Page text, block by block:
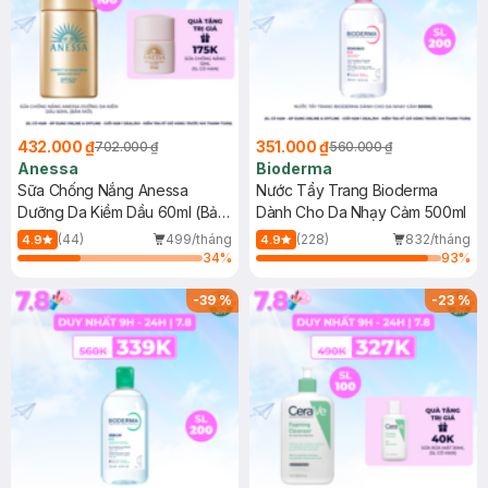
432.000 ₫702.000 ₫
Anessa
Sữa Chống Nắng Anessa
Dưỡng Da Kiềm Dầu 60ml (Bản
Mới)
4.9 (44)
499/tháng
34%
351.000 ₫560.000 ₫
Bioderma
Nước Tẩy Trang Bioderma
Dành Cho Da Nhạy Cảm 500ml
4.9 (228)
832/tháng
93%
-39% -23%